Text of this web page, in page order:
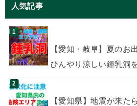
人気記事
【愛知・岐阜】夏のお
ひんやり涼しい鍾乳洞
【愛知県】地震が来た